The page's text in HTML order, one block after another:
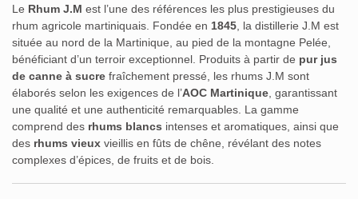
Le Rhum J.M est l’une des références les plus prestigieuses du
rhum agricole martiniquais. Fondée en 1845 , la distillerie J.M est
située au nord de la Martinique, au pied de la montagne Pelée,
bénéficiant d’un terroir exceptionnel. Produits à partir de pur jus
de canne à sucre fraîchement pressé, les rhums J.M sont
élaborés selon les exigences de l’AOC Martinique , garantissant
une qualité et une authenticité remarquables. La gamme
comprend des rhums blancs intenses et aromatiques, ainsi que
des rhums vieux vieillis en fûts de chêne, révélant des notes
complexes d’épices, de fruits et de bois.